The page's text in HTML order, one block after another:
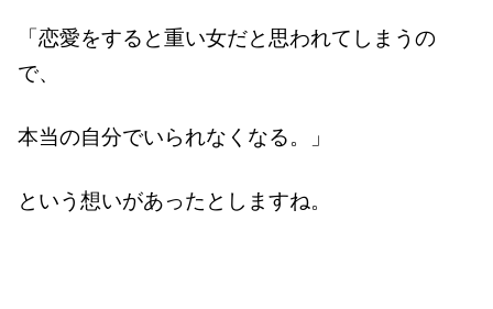
「恋愛をすると重い女だと思われてしまうの
で、
本当の自分でいられなくなる。」
という想いがあったとしますね。